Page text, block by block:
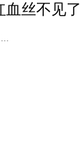
血丝不见了